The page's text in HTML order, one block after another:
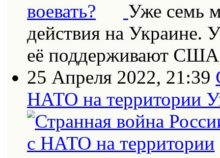
Уже семь
действия на Украине.
её поддерживают
25 Апреля 2022, 21:39
НАТО на территории